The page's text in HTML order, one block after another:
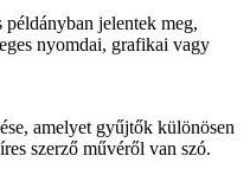
jelentek meg,
nyomdai, grafikai vagy
amelyet gyűjtők különösen
szerző művéről van szó.